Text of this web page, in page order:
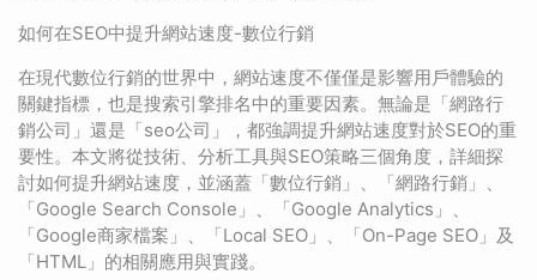
如何在SEO中提升網站速度-數位行銷
在現代數位行銷的世界中，網站速度不僅僅是影響用戶體驗的
關鍵指標，也是搜索引擎排名中的重要因素。無論是「網路行
銷公司」還是「seo公司」，都強調提升網站速度對於SEO的重
要性。本文將從技術、分析工具與SEO策略三個角度，詳細探
討如何提升網站速度，並涵蓋「數位行銷」、「網路行銷」、
「Google Search Console」、「Google Analytics」、
「Google商家檔案」、「Local SEO」、「On-Page SEO」及
「HTML」的相關應用與實踐。